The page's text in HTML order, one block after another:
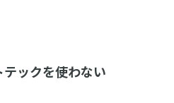
ックを使わない